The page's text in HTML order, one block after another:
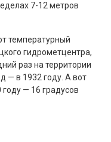
7-12 метров
температурный
гидрометцентра,
раз на территории
— в 1932 году. А вот
— 16 градусов